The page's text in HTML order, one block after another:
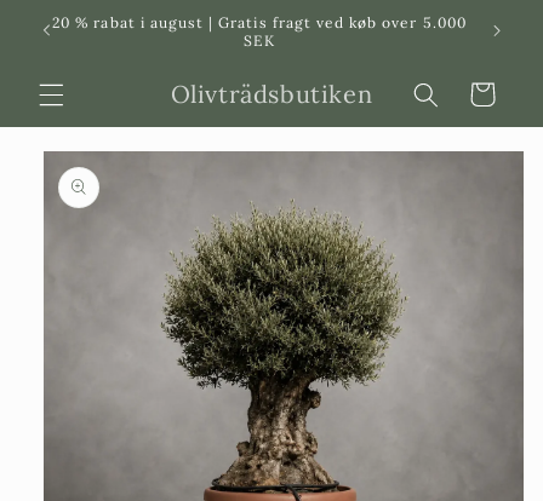
Svenska Dansk
20 % rabat i august | Gratis fragt ved køb over 5.000
SEK
Olivträdsbutiken Indkøbskurv